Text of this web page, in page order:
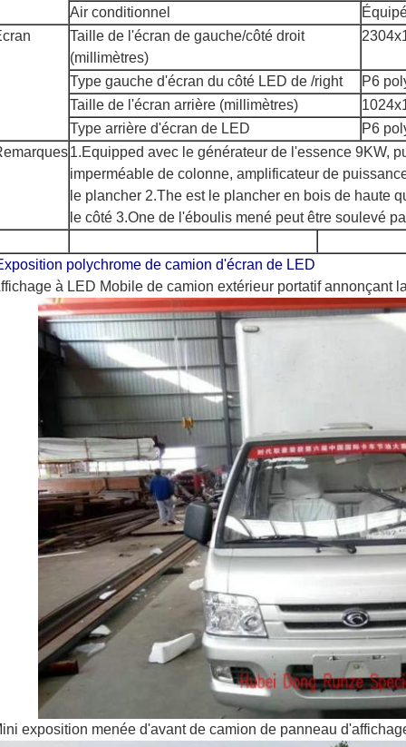
Air conditionnel
Taille de l'écran de gauche/côté droit
(millimètres)
Type gauche d'écran du côté LED de /right
P6
Taille de l'écran arrière (millimètres)
Type arrière d'écran de LED
P6
1.Equipped avec le générateur de l'essence 9KW,
imperméable de colonne, amplificateur de
le plancher 2.The est le plancher en bois de haute
le côté 3.One de l'éboulis mené peut être soulevé
polychrome de camion d'écran de LED
à LED Mobile de camion extérieur portatif annonçant
exposition menée d'avant de camion de panneau